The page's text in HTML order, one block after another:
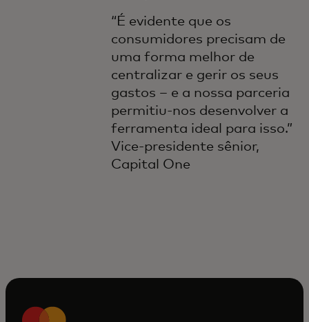
“É evidente que os
consumidores precisam de
uma forma melhor de
centralizar e gerir os seus
gastos – e a nossa parceria
permitiu-nos desenvolver a
ferramenta ideal para isso.”
Vice-presidente sênior,
Capital One